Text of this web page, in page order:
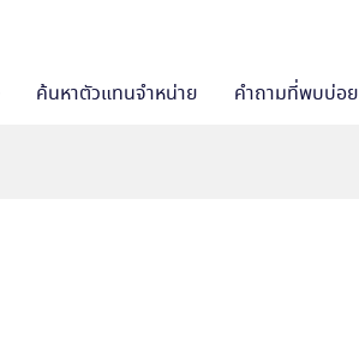
ค้นหาตัวแทนจำหน่าย คำถามที่พบบ่อย